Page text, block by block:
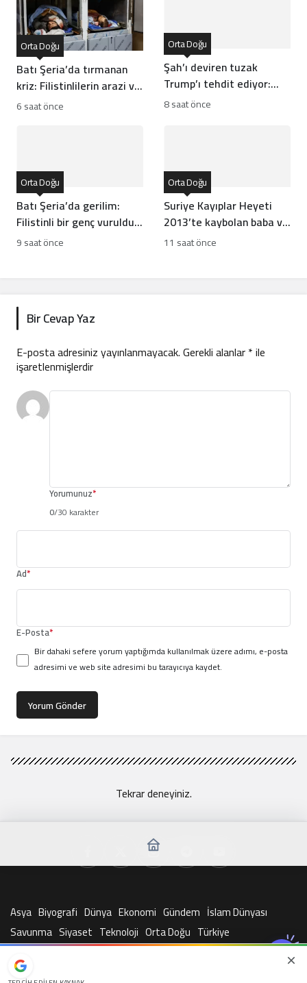
Batı Şeria’da tırmanan
kriz: Filistinlilerin arazi ve
mülklerine baskı artıyor
Orta Doğu
6 saat önce
Şah’ı deviren tuzak
Trump’ı tehdit ediyor:
Batı İran rejiminin
Orta Doğu
8 saat önce
Batı Şeria’da gerilim:
Filistinli bir genç vuruldu,
sınıflar yıkıldı
Orta Doğu
9 saat önce
Suriye Kayıplar Heyeti
2013’te kaybolan baba ve
oğlun akıbetini açıkladı
Orta Doğu
11 saat önce
Bir Cevap Yaz
E-posta adresiniz yayınlanmayacak.Gerekli alanlar*ile
işaretlenmişlerdir
Yorumunuz*
0/30 karakter
Ad*
E-Posta*
Bir dahaki sefere yorum yaptığımda kullanılmak üzere adımı, e-posta
adresimi ve web site adresimi bu tarayıcıya kaydet.
Yorum Gönder
Tekrar deneyiniz.
Asya Biyografi Dünya Ekonomi Gündem İslam Dünyası
Savunma Siyaset Teknoloji Orta Doğu Türkiye
© Telif Hakkı 2026, Tüm Hakları Saklıdır